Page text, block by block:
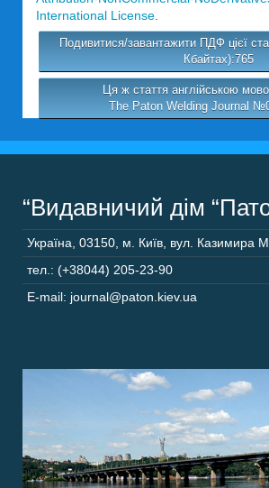
International License
Подивитися/завантажити ПДФ цієї
Кбайтах):765
Ця ж стаття англійською
The Paton Welding Journal
“Видавничий дім
Україна 03150 м. Київ, вул. Казимира
тел.: (+38044) 205-23-90
E-mail: journal@paton.kiev.ua